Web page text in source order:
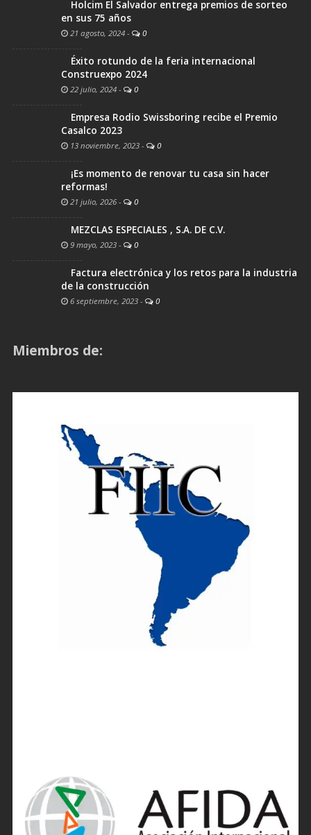
Holcim El Salvador entrega premios de sorteo
en sus 75 años
21 agosto, 2024 - 0
Éxito rotundo de la feria internacional
Construexpo 2024
22 julio, 2024 - 0
Empresa Rodio Swissboring recibe el Premio
Casalco 2023
13 noviembre, 2023 - 0
¡Es momento de renovar tu casa sin hacer
reformas!
21 julio, 2026 - 0
MEZCLAS ESPECIALES , S.A. DE C.V.
9 mayo, 2023 - 0
Factura electrónica y los retos para la industria
de la construcción
6 septiembre, 2023 - 0
Miembros de: